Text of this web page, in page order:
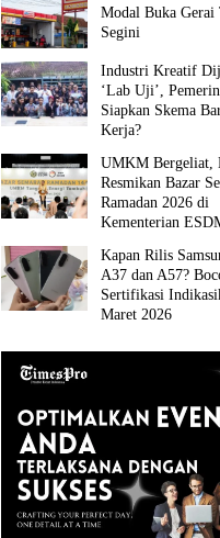
Modal Buka Gerai
Segini
Industri Kreatif
‘Lab Uji’,
Siapkan Skema
Kerja?
UMKM Bergeliat,
Resmikan Bazar
Ramadan 2026 di
Kementerian
Kapan Rilis
A37 dan A57?
Sertifikasi
Maret 2026